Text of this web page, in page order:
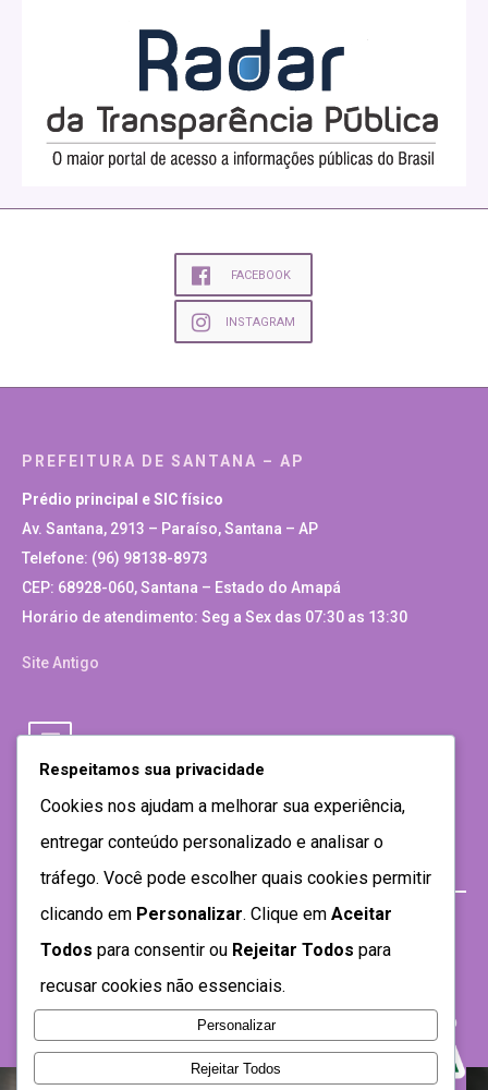
FACEBOOK
INSTAGRAM
PREFEITURA DE SANTANA – AP
Prédio principal e SIC físico
Av. Santana, 2913 – Paraíso, Santana – AP
Telefone: (96) 98138-8973
CEP: 68928-060, Santana – Estado do Amapá
Horário de atendimento: Seg a Sex das 07:30 as 13:30
Site Antigo
Respeitamos sua privacidade
Cookies nos ajudam a melhorar sua experiência,
entregar conteúdo personalizado e analisar o
tráfego. Você pode escolher quais cookies permitir
clicando em Personalizar. Clique em Aceitar
Todos para consentir ou Rejeitar Todos para
recusar cookies não essenciais.
Personalizar
Rejeitar Todos